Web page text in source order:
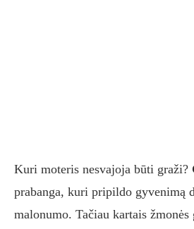
Kuri moteris nesvajoja būti graži?
prabanga, kuri pripildo gyvenimą
malonumo. Tačiau kartais